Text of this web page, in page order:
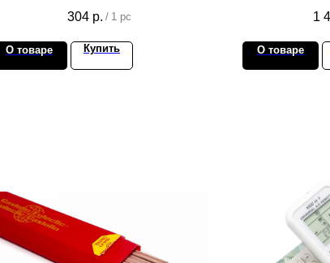
кондиционирования.
304 р. / 1 pc
О товаре Купить
1
О товаре